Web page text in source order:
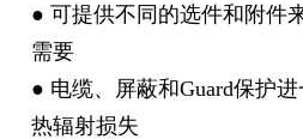
● 可提供不同的选件和附件
需要
● 电缆、屏蔽和Guard保护
热辐射损失